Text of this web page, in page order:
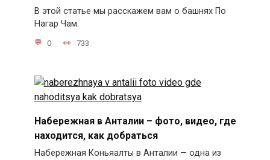
В этой статье мы расскажем вам о башнях По
Нагар Чам.
0 733
Набережная в Анталии – фото, видео, где
находится, как добраться
Набережная Коньяалты в Анталии — одна из